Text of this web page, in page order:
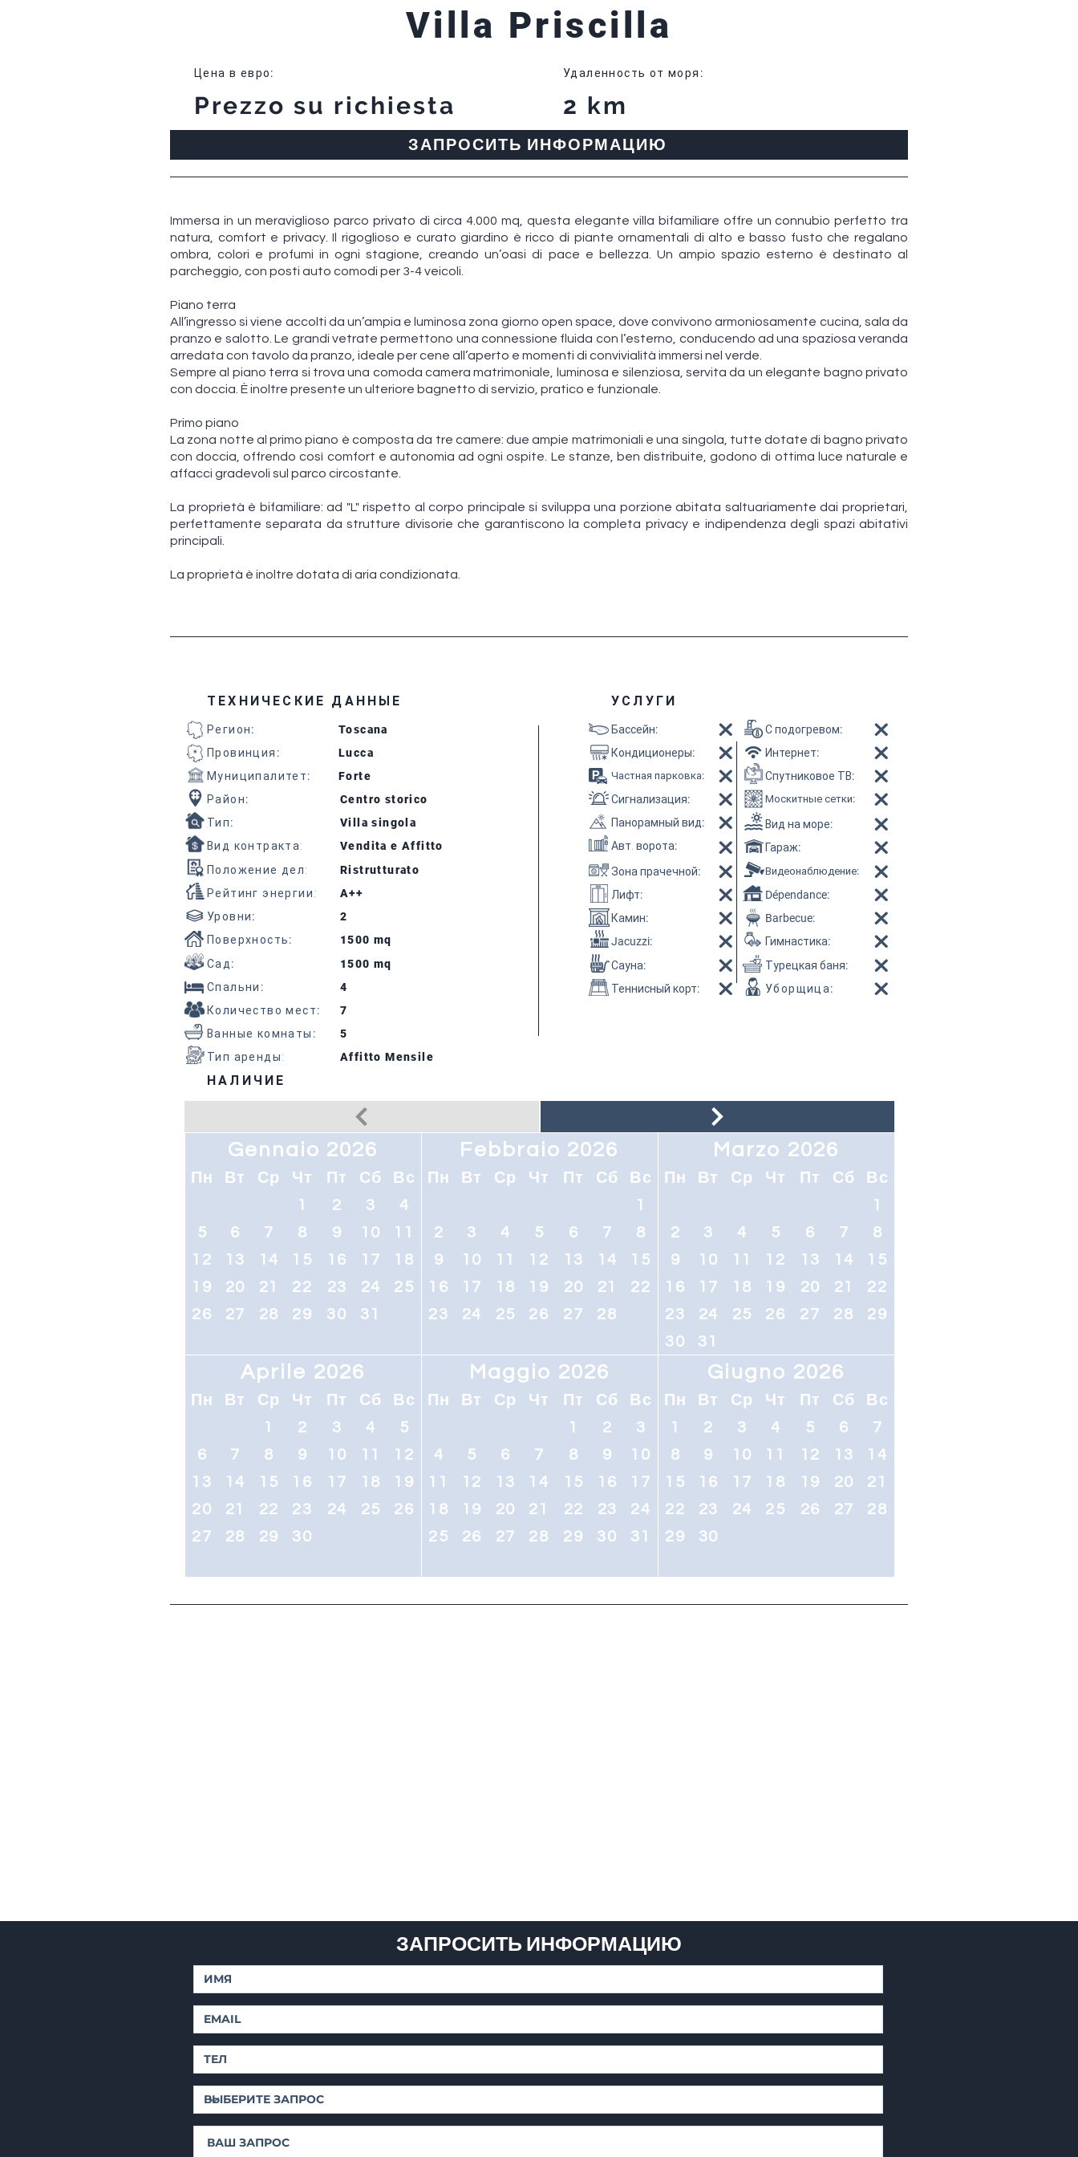
Villa Priscilla
Цена в евро:
Prezzo su richiesta
Удаленность от моря :
2 km
ЗАПРОСИТЬ ИНФОРМАЦИЮ
Immersa in un meraviglioso parco privato di circa 4.000 mq, questa elegante villa bifamiliare offre un connubio perfetto tra
natura, comfort e privacy. Il rigoglioso e curato giardino è ricco di piante ornamentali di alto e basso fusto che regalano
ombra, colori e profumi in ogni stagione, creando un’oasi di pace e bellezza. Un ampio spazio esterno è destinato al
parcheggio, con posti auto comodi per 3-4 veicoli.
Piano terra
All’ingresso si viene accolti da un’ampia e luminosa zona giorno open space, dove convivono armoniosamente cucina, sala da
pranzo e salotto. Le grandi vetrate permettono una connessione fluida con l’esterno, conducendo ad una spaziosa veranda
arredata con tavolo da pranzo, ideale per cene all’aperto e momenti di convivialità immersi nel verde.
Sempre al piano terra si trova una comoda camera matrimoniale, luminosa e silenziosa, servita da un elegante bagno privato
con doccia. È inoltre presente un ulteriore bagnetto di servizio, pratico e funzionale.
Primo piano
La zona notte al primo piano è composta da tre camere: due ampie matrimoniali e una singola, tutte dotate di bagno privato
con doccia, offrendo così comfort e autonomia ad ogni ospite. Le stanze, ben distribuite, godono di ottima luce naturale e
affacci gradevoli sul parco circostante.
La proprietà è bifamiliare: ad "L" rispetto al corpo principale si sviluppa una porzione abitata saltuariamente dai proprietari,
perfettamente separata da strutture divisorie che garantiscono la completa privacy e indipendenza degli spazi abitativi
principali.
La proprietà è inoltre dotata di aria condizionata.
ТЕХНИЧЕСКИЕ ДАННЫЕ УСЛУГИ
Регион:
Toscana
Провинция :
Lucca
Муниципалитет:
Forte
Район:
Centro storico
Тип:
Villa singola
Вид контракта:
Vendita e Affitto
Бассейн:
Кондиционеры:
Частная парковка:
Сигнализация:
Панорамный вид:
Авт. ворота:
С подогревом:
Интернет:
Спутниковое ТВ:
Москитные сетки:
Вид на море:
Гараж:
Положение дел:
Рейтинг энергии:
Уровни:
Поверхность:
Сад:
Спальни :
Количество мест:
Ristrutturato Зона прачечной: Видеонаблюдение:
Лифт:
A++
Dépendance:
2
1500 mq
1500 mq
4
Камин:
Jacuzzi:
Сауна:
Теннисный корт:
Barbecue:
Гимнастика:
Турецкая баня:
Уборщица:
7
Ванные комнаты :
5
Тип аренды:
Affitto Mensile
НАЛИЧИЕ
Gennaio 2026
Пн Вт Ср Чт Пт Сб
Вс
1
2 3
4
5
6 7 8 9 10
11
12
13 14 15 16 17
18
19
20 21 22 23 24
25
26
27 28 29 30 31
Aprile 2026
Пн Вт Ср Чт Пт Сб
Вс
1
2 3 4
5
6
7 8 9 10 11
12
13
14 15 16 17 18
19
20
21 22 23 24 25
26
27
28 29 30
Febbraio 2026
Пн Вт Ср Чт Пт Сб
Вс
1
2
3 4 5 6 7
8
9
10 11 12 13 14
15
16
17 18 19 20 21
22
23
24 25 26 27 28
Maggio 2026
Пн Вт Ср Чт Пт Сб
Вс
1
2
3
4
5 6 7 8 9
10
11
12 13 14 15 16
17
18
19 20 21 22 23
24
25
26 27 28 29 30 31
Marzo 2026
Пн Вт Ср Чт Пт Сб
Вс
1
2
3 4 5 6 7
8
9
10 11 12 13 14
15
16
17 18 19 20 21
22
23
24 25 26 27 28
29
30
31
Giugno 2026
Пн Вт Ср Чт Пт Сб
Вс
1
2 3 4 5 6
7
8
9 10 11 12 13
14
15
16 17 18 19 20
21
22
23 24 25 26 27
28
29
30
ЗАПРОСИТЬ ИНФОРМАЦИЮ